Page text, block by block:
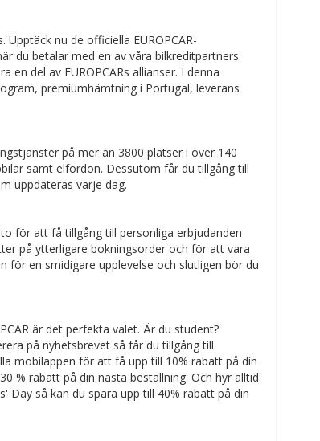
nu de officiella EUROPCAR-
du betalar med en av våra bilkreditpartners.
en del av EUROPCARs allianser. I denna
premiumhämtning i Portugal, leverans
på mer än 3800 platser i över 140
samt elfordon. Dessutom får du tillgång till
uppdateras varje dag.
för att få tillgång till personliga erbjudanden
på ytterligare bokningsorder och för att vara
en smidigare upplevelse och slutligen bör du
är det perfekta valet. Är du student?
på nyhetsbrevet så får du tillgång till
mobilappen för att få upp till 10% rabatt på din
% rabatt på din nästa beställning. Och hyr alltid
Day så kan du spara upp till 40% rabatt på din